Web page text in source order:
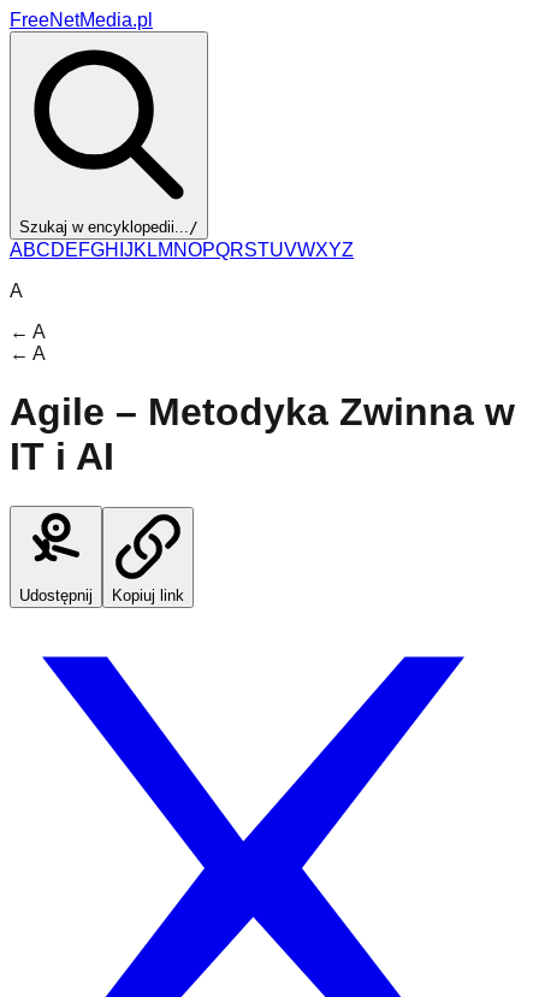
FreeNetMedia.pl
Szukaj w encyklopedii.../
ABCDEFGH JK LM NOPQRSTUVWXYZ
A
← A
← A
Agile – Metodyka Zwinna w
IT i AI
Udostępnij Kopiuj link